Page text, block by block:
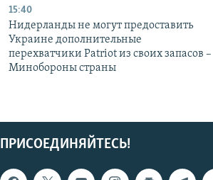
15:40
Нидерланды не могут предоставить
Украине дополнительные
перехватчики Patriot из своих запасов –
Минобороны страны
ПРИСОЕДИНЯЙТЕСЬ!